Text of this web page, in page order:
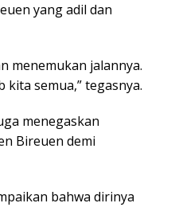
yang adil dan
menemukan jalannya.
semua,” tegasnya.
menegaskan
Bireuen demi
bahwa dirinya